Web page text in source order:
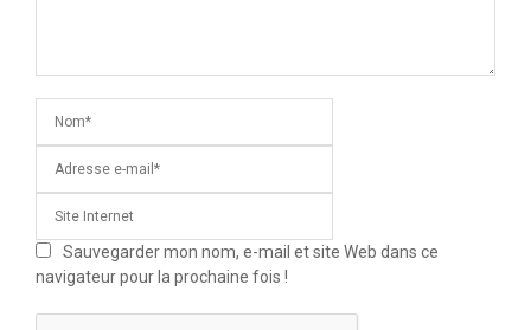
Sauvegarder mon nom, e-mail et site Web dans ce
navigateur pour la prochaine fois !